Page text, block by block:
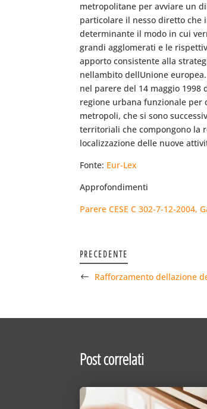
metropolitane per avviare un
particolare il nesso diretto che
determinante il modo in cui
grandi agglomerati e le
apporto consistente alla
nellambito dellUnione
nel parere del 14 maggio 1998
regione urbana funzionale
metropoli, che si sono
territoriali che compongono la
localizzazione delle nuove
Fonte: Eur-Lex
Approfondimenti
Parere CESE C 302-7-12-2004,
PRECEDENTE
Rafforzamento dellazione
Post correlati